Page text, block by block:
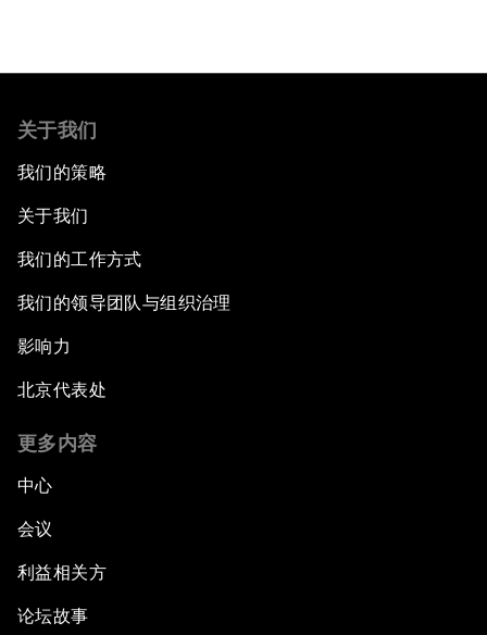
关于我们
我们的策略
关于我们
我们的工作方式
我们的领导团队与组织治理
影响力
北京代表处
更多内容
中心
会议
利益相关方
论坛故事